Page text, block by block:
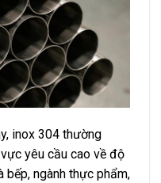
inox 304 thường
yêu cầu cao về độ
bếp, ngành thực phẩm,